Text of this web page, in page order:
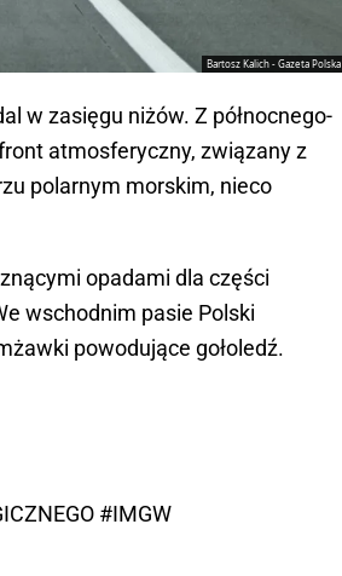
Bartosz Kalich - Gazeta Polska
w zasięgu niżów. Z północnego-
atmosferyczny, związany z
polarnym morskim, nieco
opadami dla części
wschodnim pasie Polski
powodujące gołoledź.
#IMGW